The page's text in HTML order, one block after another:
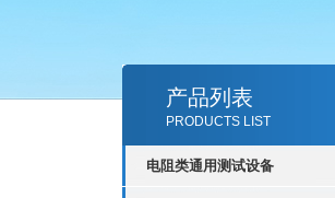
产品列表
PRODUCTS LIST
电阻类通用测试设备